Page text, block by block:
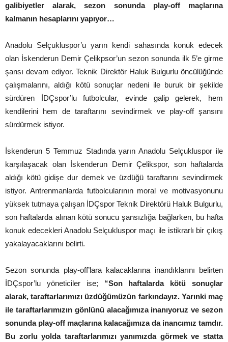
galibiyetler alarak, sezon sonunda play-off maçlarına
kalmanın hesaplarını yapıyor…
Anadolu Selçukluspor’u yarın kendi sahasında konuk edecek
olan İskenderun Demir Çelikpsor’un sezon sonunda ilk 5’e girme
şansı devam ediyor. Teknik Direktör Haluk Bulgurlu öncülüğünde
çalışmalarını, aldığı kötü sonuçlar nedeni ile buruk bir şekilde
sürdüren İDÇspor’lu futbolcular, evinde galip gelerek, hem
kendilerini hem de taraftarını sevindirmek ve play-off şansını
sürdürmek istiyor.
İskenderun 5 Temmuz Stadında yarın Anadolu Selçukluspor ile
karşılaşacak olan İskenderun Demir Çelikspor, son haftalarda
aldığı kötü gidişe dur demek ve üzdüğü taraftarını sevindirmek
istiyor. Antrenmanlarda futbolcularının moral ve motivasyonunu
yüksek tutmaya çalışan İDÇspor Teknik Direktörü Haluk Bulgurlu,
son haftalarda alınan kötü sonucu şansızlığa bağlarken, bu hafta
konuk edecekleri Anadolu Selçukluspor maçı ile istikrarlı bir çıkış
yakalayacaklarını belirti.
Sezon sonunda play-off’lara kalacaklarına inandıklarını belirten
İDÇspor’lu yöneticiler ise; “Son haftalarda kötü sonuçlar
alarak, taraftarlarımızı üzdüğümüzün farkındayız. Yarınki maç
ile taraftarlarımızın gönlünü alacağımıza inanıyoruz ve sezon
sonunda play-off maçlarına kalacağımıza da inancımız tamdır.
Bu zorlu yolda taraftarlarımızı yanımızda görmek ve statta